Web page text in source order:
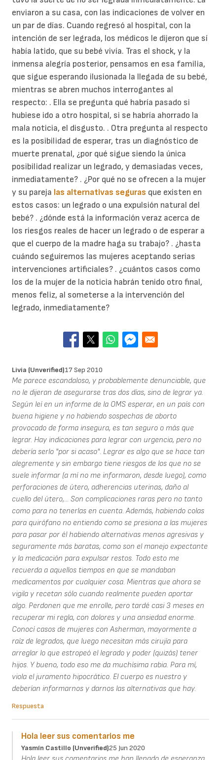
enviaron a su casa, con las indicaciones de volver en
un par de días. Cuando regresó al hospital, con la
intención de ser legrada, los médicos le dijeron que sí
había latido, que su bebé vivía. Tras el shock, y la
inmensa alegría posterior, pensamos en esa familia,
que sigue esperando ilusionada la llegada de su bebé,
mientras se abren muchos interrogantes al
respecto: . Ella se pregunta qué habría pasado si
hubiese ido a otro hospital, si se habría ahorrado la
mala noticia, el disgusto. . Otra pregunta al respecto
es la posibilidad de esperar, tras un diagnóstico de
muerte prenatal, ¿por qué sigue siendo la única
posibilidad realizar un legrado, y demasiadas veces,
inmediatamente? . ¿Por qué no se ofrecen a la mujer
y su pareja las alternativas seguras que existen en
estos casos: un legrado o una expulsión natural del
bebé? . ¿dónde está la información veraz acerca de
los riesgos reales de hacer un legrado o de esperar a
que el cuerpo de la madre haga su trabajo? . ¿hasta
cuándo seguiremos las mujeres aceptando serias
intervenciones artificiales? . ¿cuántos casos como
los de la mujer de la noticia habrán tenido otro final,
menos feliz, al someterse a la intervención del
legrado, inmediatamente?
Livia (unverified)17 Sep 2010
Me parece escandaloso, y probablemente denunciable, que
no le dijeran de asegurarse tras dos días, sino de legrar ya.
Según leí en un informe de la OMS esperar, en un país con
buena higiene y no habiendo sospechas de aborto
provocado de forma insegura, es tan seguro o más que
legrar. Hay indicaciones para legrar con urgencia, pero no
debería serlo "por si acaso". Legrar es algo que se hace tan
alegremente y sin embargo tiene riesgos de los que no se
suele informar (a mí no me informaron, desde luego), como
perforaciones de útero, adherencias uterinas, daño al
cuello del útero,... Son complicaciones raras pero no tanto
como para no tenerlas en cuenta. Además, habiendo colas
para quirófano no entiendo como se presiona a las mujeres
para pasar por él habiendo alternativas menos agresivas y
seguramente más baratas, como son el manejo expectante
y la medicación para expulsar restos. Todo esto me
recuerda a aquellos tiempos en que se mandaban
medicamentos por cualquier cosa. Mientras que ahora se
vigila y recetan sólo cuando realmente pueden aportar
algo. Perdonen que me enrolle, pero tardé casi 3 meses en
recuperar mi regla, con dolores y una ansiedad enorme.
Conocí casos de mujeres con Asherman, mayormente a
raíz de legrados, que luego necesitan más cirujía para
arreglar lo que estropeó el legrado y poder (quizás) tener
hijos. Y bueno, todo eso me da muchísima rabia. Para mí,
viola el juramento hipocrático. El cuerpo es nuestro y
deberían informarnos y darnos las alternativas que hay.
Respuesta
Hola leer sus comentarios me
Yasmín Castillo (unverified)25 Jun 2020